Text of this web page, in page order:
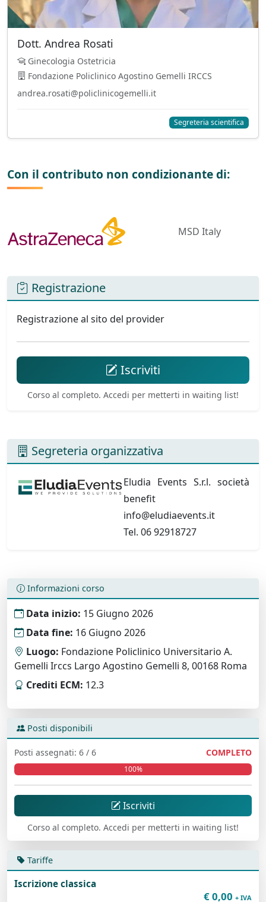
Dott. Andrea Rosati
Ginecologia Ostetricia
Fondazione Policlinico Agostino Gemelli IRCCS
andrea.rosati@policlinicogemelli.it
Segreteria scientifica
Con il contributo non condizionante di:
MSD Italy
Registrazione
Registrazione al sito del provider
Iscriviti
Corso al completo. Accedi per metterti in waiting list!
Segreteria organizzativa
Eludia Events S.r.l. società
benefit
info@eludiaevents.it
Tel. 06 92918727
Informazioni corso
Data inizio: 15 Giugno 2026
Data fine: 16 Giugno 2026
Luogo: Fondazione Policlinico Universitario A.
Gemelli Irccs Largo Agostino Gemelli 8, 00168 Roma
Crediti ECM: 12.3
Posti disponibili
Posti assegnati: 6 / 6 COMPLETO
100%
Iscriviti
Corso al completo. Accedi per metterti in waiting list!
Tariffe
Iscrizione classica
€ 0,00 + IVA